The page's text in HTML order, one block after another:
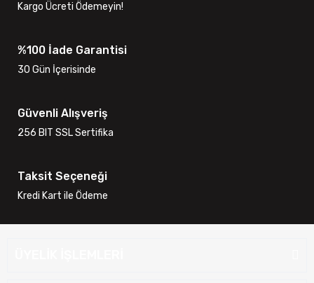
Kargo Ücreti Ödemeyin!
%100 İade Garantisi
30 Gün İçerisinde
Güvenli Alışveriş
256 BIT SSL Sertifika
Taksit Seçeneği
Kredi Kart ile Ödeme